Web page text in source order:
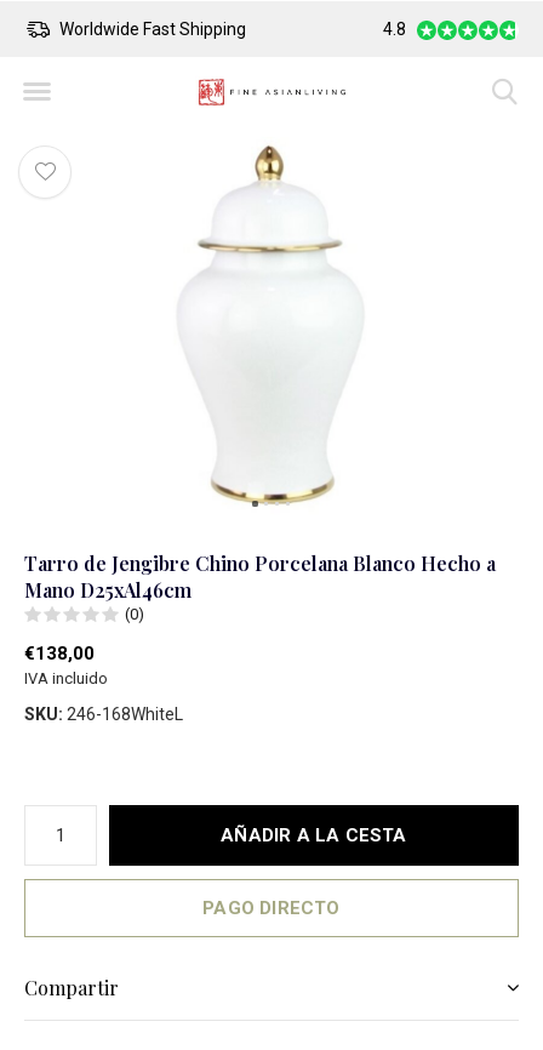
Worldwide Fast Shipping Safe Payment
4.8
Tarro de Jengibre Chino Porcelana Blanco Hecho a
Mano D25xAl46cm
(0)
€138,00
IVA incluido
SKU: 246-168WhiteL
AÑADIR A LA CESTA
PAGO DIRECTO
Compartir